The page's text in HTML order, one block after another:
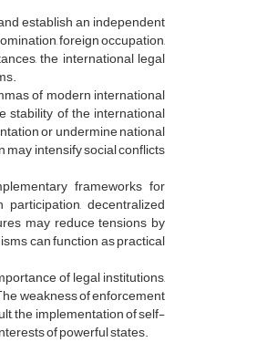
establish an independent
foreign occupation,
the international legal
of modern international
stability of the international
or undermine national
may intensify social conflicts
frameworks for
decentralized
may reduce tensions by
can function as practical
of legal institutions,
weakness of enforcement
the implementation of self-
of powerful states.